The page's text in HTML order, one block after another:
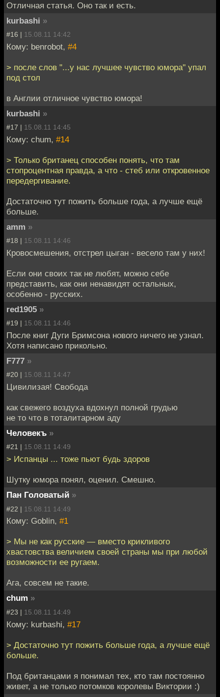
Отличная статья. Оно так и есть.
kurbashi »
#16 | 15.08.11 14:42
Кому: benrobot, #4
> после слов "...у нас лучшее чувство юмора" упал
под стол
в Англии отличное чувство юмора!
kurbashi »
#17 | 15.08.11 14:45
Кому: chum, #14
> Только британец способен понять, что там
стопроцентная правда, а что - стеб или откровенное
передергивание.
Достаточно тут пожить больше года, а лучше ещё
больше.
amm »
#18 | 15.08.11 14:46
Кровосмешения, отстрел цыган - весело там у них!
Если они своих так не любят, можно себе
представить, как они ненавидят остальных,
особенно - русских.
red1905 »
#19 | 15.08.11 14:46
После книг Дуги Бримсона нового ничего не узнал.
Хотя написано прикольно.
F777 »
#20 | 15.08.11 14:47
Цивилизая! Свобода
как свежего воздуха вдохнул полной грудью
не то что в тоталитарном аду
Человекъ »
#21 | 15.08.11 14:49
> Испанцы ... тоже пьют будь здоров
Шутку юмора понял, оценил. Смешно.
Пан Головатый »
#22 | 15.08.11 14:49
Кому: Goblin, #1
> Мы не как русские — вместо крикливого
хвастовства величием своей страны мы при любой
возможности ее ругаем.
Ага, совсем не такие.
chum »
#23 | 15.08.11 14:49
Кому: kurbashi, #17
> Достаточно тут пожить больше года, а лучше ещё
больше.
Под британцами я понимал тех, кто там постоянно
живет, а не только потомков королевы Виктории :)